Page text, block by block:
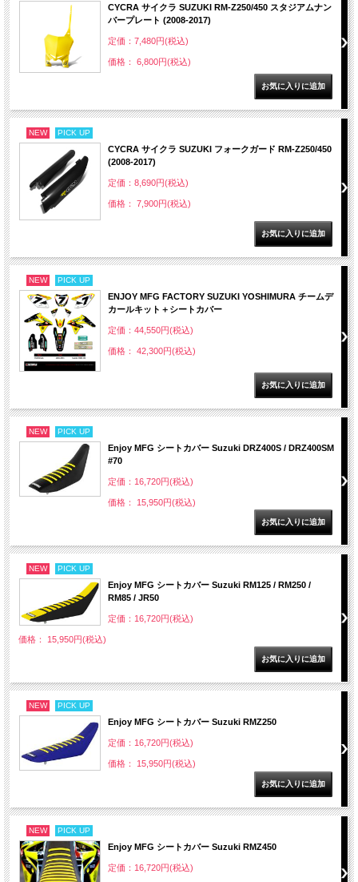
CYCRA サイクラ SUZUKI RM-Z250/450 スタジアムナン
バープレート (2008-2017)
定価：7,480円(税込)
価格： 6,800円(税込)
NEW PICK UP
CYCRA サイクラ SUZUKI フォークガード RM-Z250/450
(2008-2017)
定価：8,690円(税込)
価格： 7,900円(税込)
NEW PICK UP
ENJOY MFG FACTORY SUZUKI YOSHIMURA チームデ
カールキット＋シートカバー
定価：44,550円(税込)
価格： 42,300円(税込)
NEW PICK UP
Enjoy MFG シートカバー Suzuki DRZ400S / DRZ400SM
#70
定価：16,720円(税込)
価格： 15,950円(税込)
NEW PICK UP
Enjoy MFG シートカバー Suzuki RM125 / RM250 /
RM85 / JR50
定価：16,720円(税込)
価格： 15,950円(税込)
NEW PICK UP
Enjoy MFG シートカバー Suzuki RMZ250
定価：16,720円(税込)
価格： 15,950円(税込)
NEW PICK UP
Enjoy MFG シートカバー Suzuki RMZ450
定価：16,720円(税込)